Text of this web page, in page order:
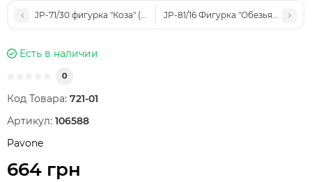
JP-71/30 фигурка "Коза" (Pavone)JP-81/16 Фигурка "Обезьяна"
Есть в наличии
0
Код Товара: 721-01
Артикул: 106588
Pavone
664 грн